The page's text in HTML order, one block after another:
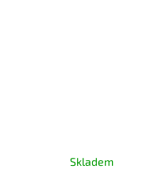
Skladem